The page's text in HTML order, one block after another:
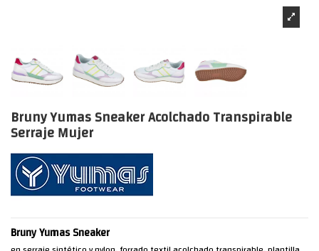
Bruny Yumas Sneaker Acolchado Transpirable
Serraje Mujer
Bruny Yumas Sneaker